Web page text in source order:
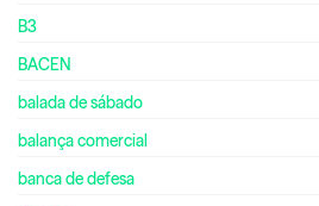
B3
BACEN
balada de sábado
balança comercial
banca de defesa